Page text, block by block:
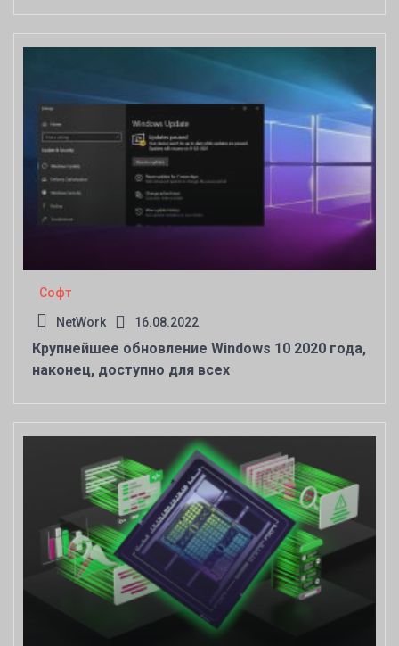
Софт
NetWork 16.08.2022
Крупнейшее обновление Windows 10 2020 года,
наконец, доступно для всех